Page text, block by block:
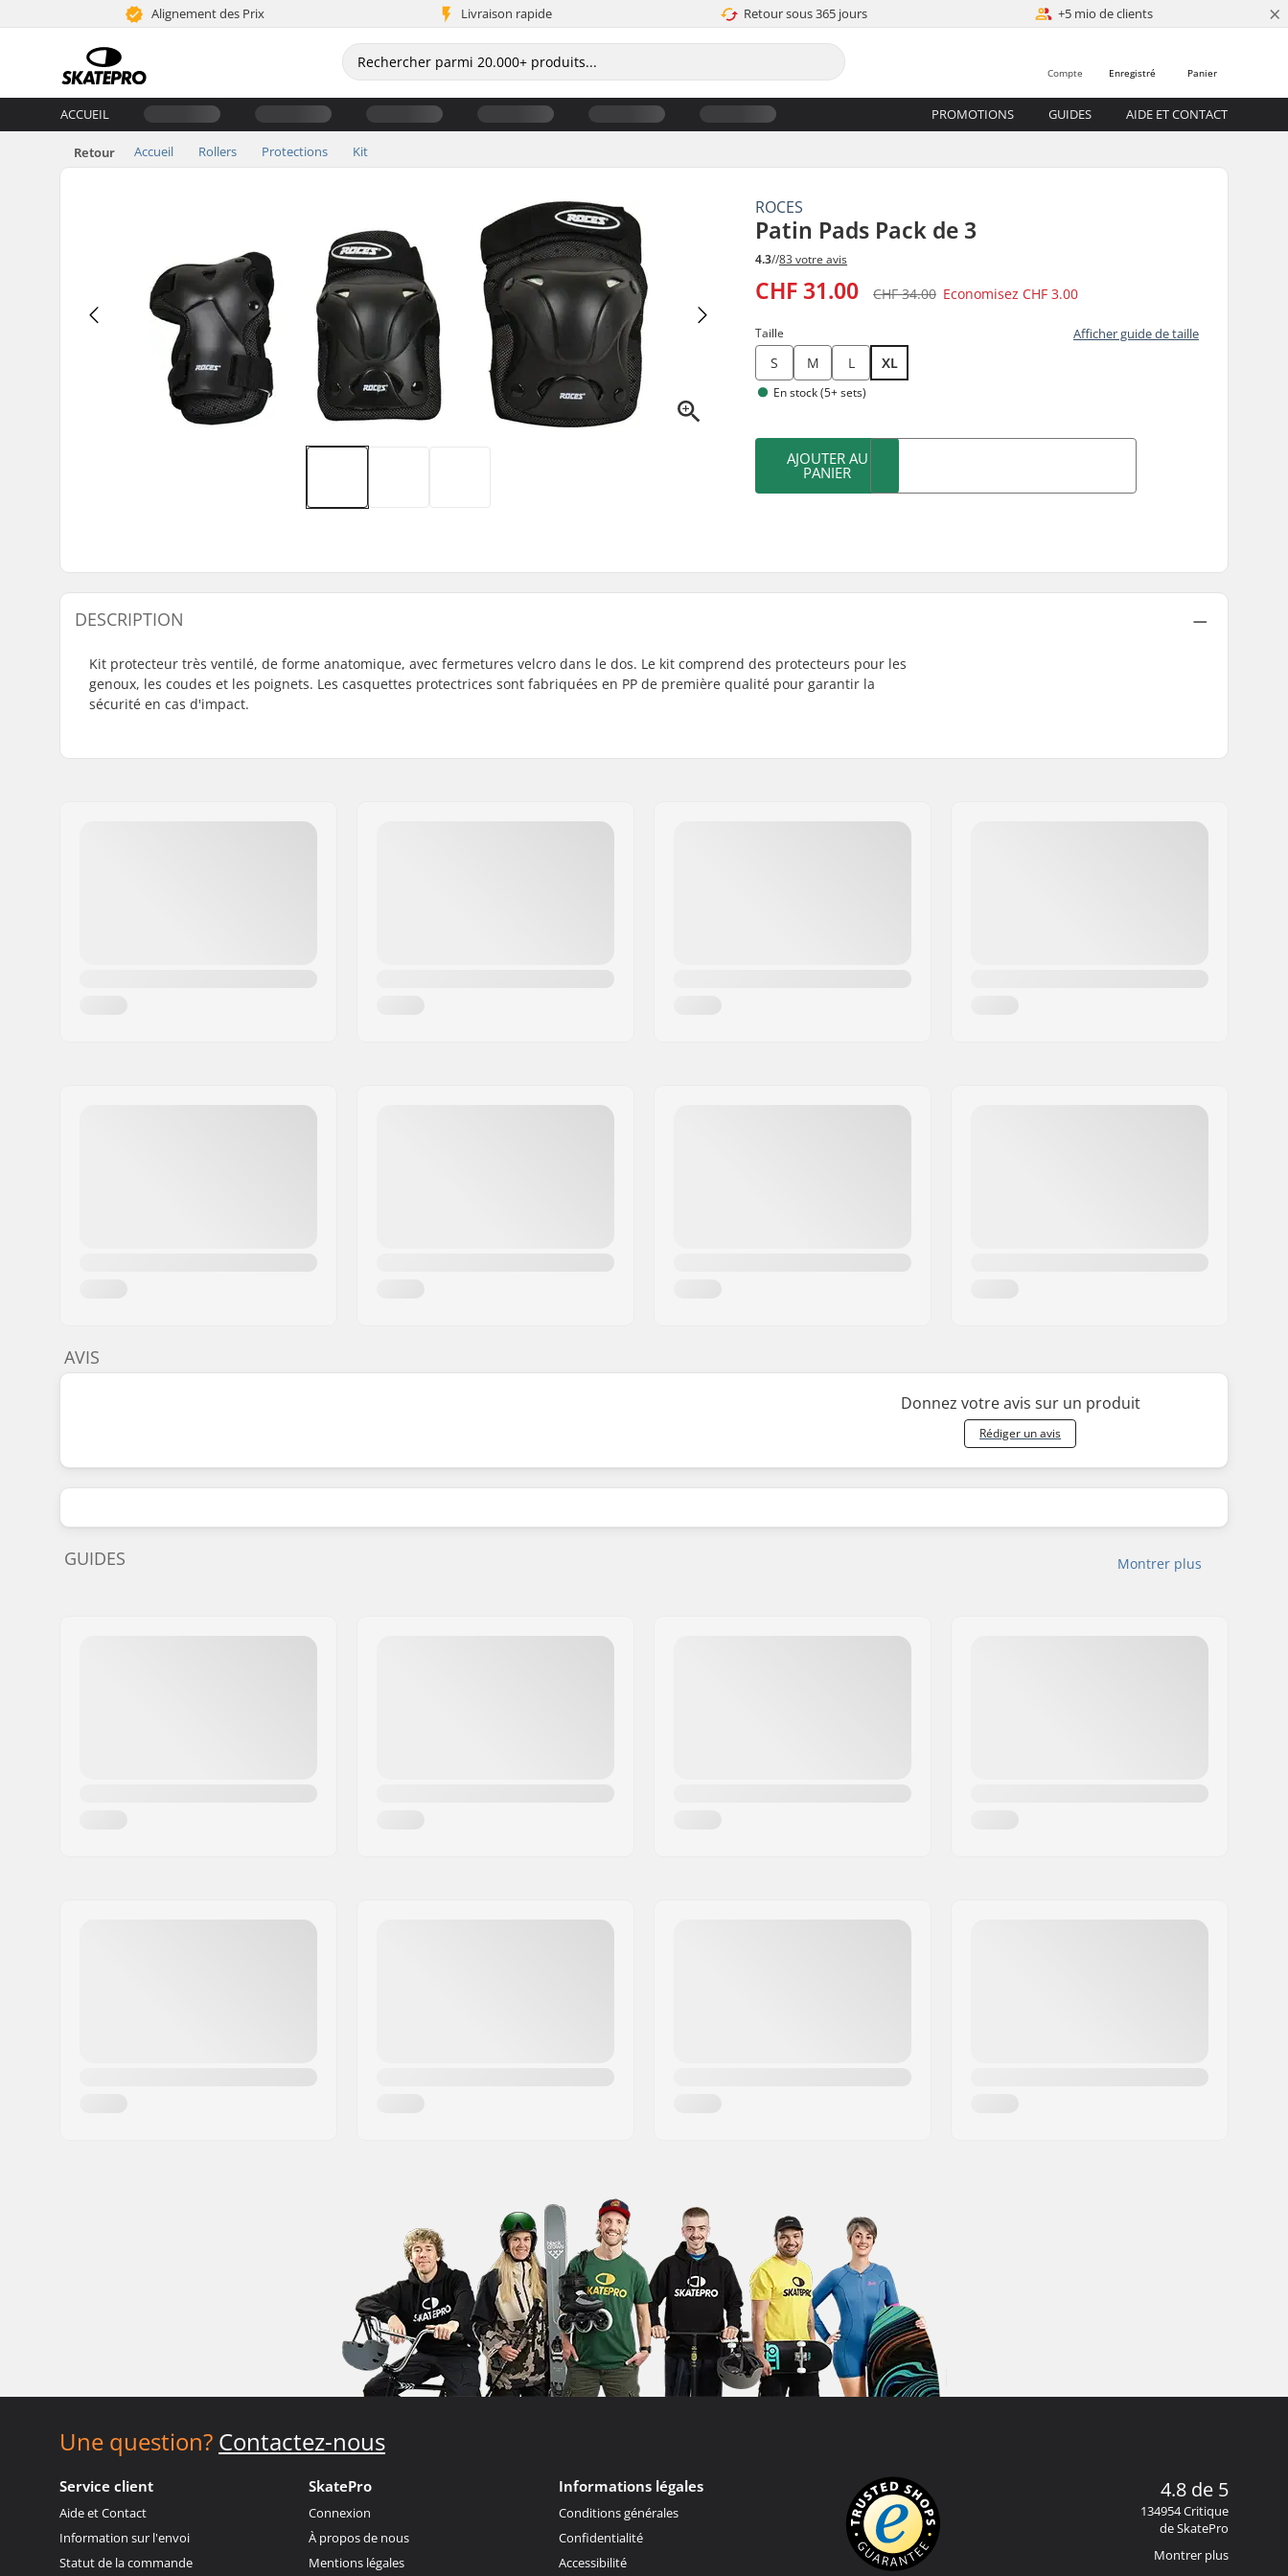
Alignement des Prix Livraison rapide Retour sous 365 jours +5 mio de clients ×
Panier
Enregistré
Compte
ACCUEIL PROMOTIONS GUIDES AIDE ET CONTACT
Retour Accueil Rollers Protections Kit
ROCES
Patin Pads Pack de 3
4.3//83 votre avis
CHF 31.00 CHF 34.00 EconomisezCHF 3.00
Taille Afficher guide de taille
S M L XL
En stock (5+ sets)
AJOUTER AU
PANIER
DESCRIPTION
Kit protecteur très ventilé, de forme anatomique, avec fermetures velcro dans le dos. Le kit comprend des protecteurs pour les
genoux, les coudes et les poignets. Les casquettes protectrices sont fabriquées en PP de première qualité pour garantir la
sécurité en cas d'impact.
AVIS
Donnez votre avis sur un produit
Rédiger un avis
Montrer plus
GUIDES
Une question? Contactez-nous
Service client
Aide et Contact
Information sur l'envoi
Statut de la commande
SkatePro
Connexion
À propos de nous
Mentions légales
Informations légales
Conditions générales
Confidentialité
Accessibilité
4.8 de 5
134954 Critique
de SkatePro
Montrer plus